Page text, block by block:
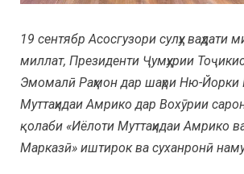
19 сентябр Асосгузори сулҳу
миллат, Президенти Ҷумҳурии
Эмомалӣ Раҳмон дар шаҳри Ню-Йорки
Муттаҳидаи Амрико дар Вохӯрии
қолаби «Иёлоти Муттаҳидаи Амрико
Марказӣ» иштирок ва суханронӣ